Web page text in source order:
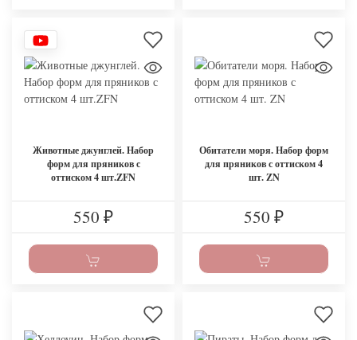
Животные джунглей. Набор
форм для пряников с
оттиском 4 шт.ZFN
550 ₽
Обитатели моря. Набор форм
для пряников с оттиском 4
шт. ZN
550 ₽